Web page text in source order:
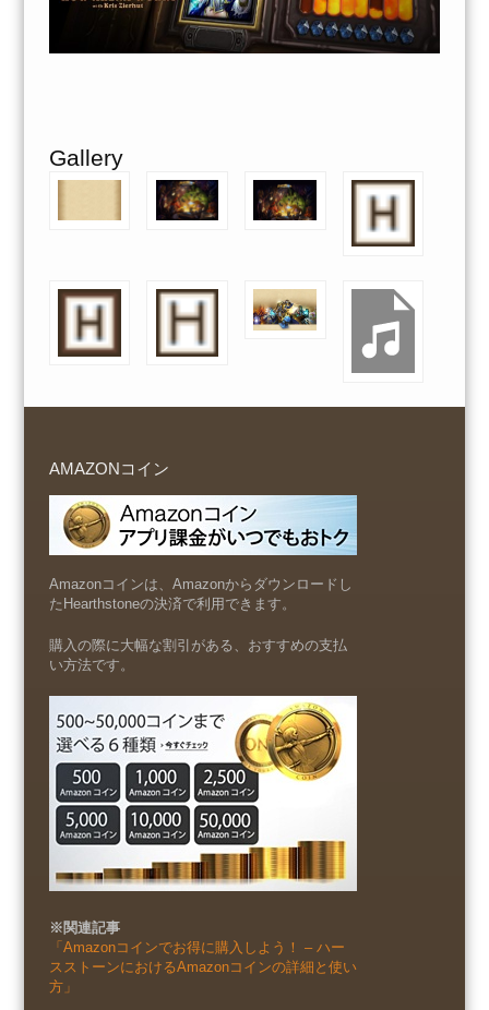
Gallery
AMAZONコイン
Amazonコインは、Amazonからダウンロードし
たHearthstoneの決済で利用できます。
購入の際に大幅な割引がある、おすすめの支払
い方法です。
※関連記事
「Amazonコインでお得に購入しよう！ – ハー
スストーンにおけるAmazonコインの詳細と使い
方」